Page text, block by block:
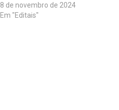
CEP: 18130-450 Tel.: 11-
4712-4945 divulga os
8 de novembro de 2024
Em "Editais"